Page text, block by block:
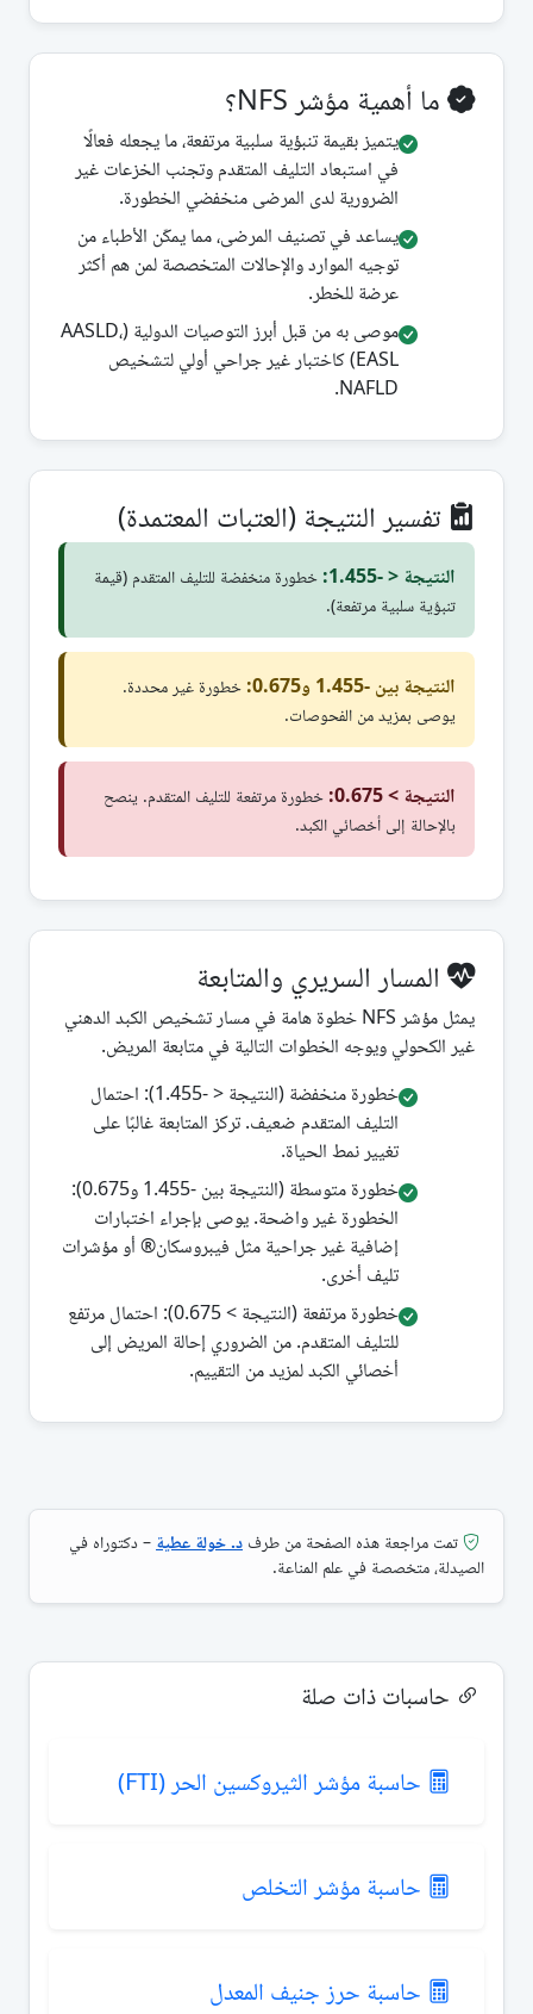
ما أهمية مؤشر NFS؟
يتميز بقيمة تنبؤية سلبية مرتفعة، ما يجعله فعالًا
في استبعاد التليف المتقدم وتجنب الخزعات غير
الضرورية لدى المرضى منخفضي الخطورة.
يساعد في تصنيف المرضى، مما يمكّن الأطباء من
توجيه الموارد والإحالات المتخصصة لمن هم أكثر
عرضة للخطر.
موصى به من قبل أبرز التوصيات الدولية (AASLD،
EASL) كاختبار غير جراحي أولي لتشخيص
NAFLD.
تفسير النتيجة (العتبات المعتمدة)
النتيجة < -1.455:
خطورة منخفضة للتليف المتقدم (قيمة
تنبؤية سلبية مرتفعة).
النتيجة بين -1.455 و0.675:
خطورة غير محددة.
يوصى بمزيد من الفحوصات.
النتيجة > 0.675:
خطورة مرتفعة للتليف المتقدم. ينصح
بالإحالة إلى أخصائي الكبد.
المسار السريري والمتابعة
يمثل مؤشر NFS خطوة هامة في مسار تشخيص الكبد الدهني
غير الكحولي ويوجه الخطوات التالية في متابعة المريض.
خطورة منخفضة (النتيجة < -1.455): احتمال
التليف المتقدم ضعيف. تركز المتابعة غالبًا على
تغيير نمط الحياة.
خطورة متوسطة (النتيجة بين -1.455 و0.675):
الخطورة غير واضحة. يوصى بإجراء اختبارات
إضافية غير جراحية مثل فيبروسكان® أو مؤشرات
تليف أخرى.
خطورة مرتفعة (النتيجة > 0.675): احتمال مرتفع
للتليف المتقدم. من الضروري إحالة المريض إلى
أخصائي الكبد لمزيد من التقييم.
تمت مراجعة هذه الصفحة من طرف د. خولة عطية – دكتوراه في
الصيدلة، متخصصة في علم المناعة.
حاسبات ذات صلة
حاسبة مؤشر الثيروكسين الحر (FTI)
حاسبة مؤشر التخلص
حاسبة حرز جنيف المعدل